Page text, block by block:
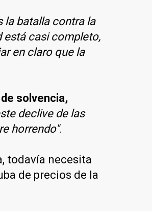
la batalla contra la
está casi completo,
en claro que la
solvencia,
declive de las
horrendo".
todavía necesita
de precios de la